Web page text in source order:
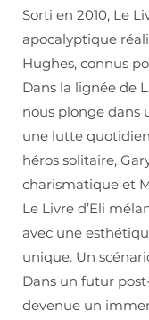
Sorti en 2010, Le
apocalyptique
Hughes, connus
Dans la lignée de
nous plonge dans
une lutte
héros solitaire,
charismatique et
Le Livre d’Eli
avec une
unique. Un
Dans un futur
devenue un